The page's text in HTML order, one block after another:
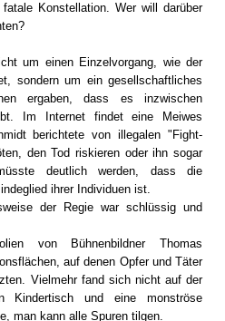
Konstellation. Wer will darüber
um einen Einzelvorgang, wie der
sondern um ein gesellschaftliches
ergaben, dass es inzwischen
Im Internet findet eine Meiwes
berichtete von illegalen "Fight-
den Tod riskieren oder ihn sogar
deutlich werden, dass die
ihrer Individuen ist.
der Regie war schlüssig und
von Bühnenbildner Thomas
auf denen Opfer und Täter
Vielmehr fand sich nicht auf der
Kindertisch und eine monströse
man kann alle Spuren tilgen.